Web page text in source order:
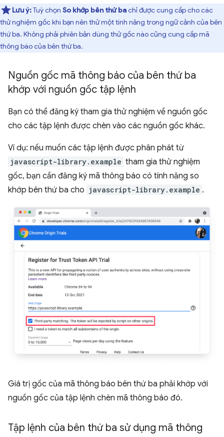
Lưu ý:Tuỳ chọn So khớp bên thứ bachỉ được cung cấp cho các
thử nghiệm gốc khi bạn nên thử một tính năng trong ngữ cảnh của bên
thứ ba. Không phải phiên bản dùng thử gốc nào cũng cung cấp mã
thông báo của bên thứ ba.
Nguồn gốc mã thông báo của bên thứ ba
khớp với nguồn gốc tập lệnh
Bạn có thể đăng ký tham gia thử nghiệm về nguồn gốc
cho các tập lệnh được chèn vào các nguồn gốc khác.
Ví dụ: nếu muốn các tập lệnh được phân phát từ
javascript-library.example tham gia thử nghiệm
gốc, bạn cần đăng ký mã thông báo có tính năng so
khớp bên thứ ba cho javascript-library.example .
Giá trị gốc của mã thông báo bên thứ ba phải khớp với
nguồn gốc của tập lệnh chèn mã thông báo đó.
Tập lệnh của bên thứ ba sử dụng mã thông